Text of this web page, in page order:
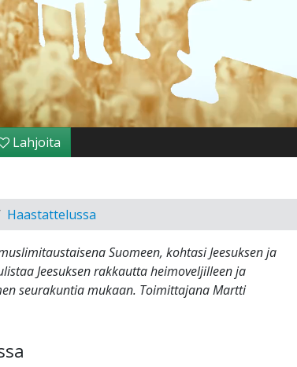
Lahjoita
Haastattelussa
Suomeen, kohtasi Jeesuksen ja
Jeesuksen rakkautta heimoveljilleen ja
seurakuntia mukaan. Toimittajana Martti